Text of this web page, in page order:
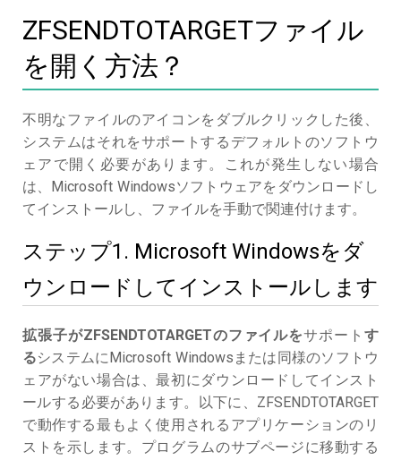
ZFSENDTOTARGETファイル
を開く方法？
不明なファイルのアイコンをダブルクリックした後、
システムはそれをサポートするデフォルトのソフトウ
ェアで開く必要があります。これが発生しない場合
は、Microsoft Windowsソフトウェアをダウンロードし
てインストールし、ファイルを手動で関連付けます。
ステップ1. Microsoft Windowsをダ
ウンロードしてインストールします
拡張子がZFSENDTOTARGETのファイルをサポートす
るシステムにMicrosoft Windowsまたは同様のソフトウ
ェアがない場合は、最初にダウンロードしてインスト
ールする必要があります。以下に、ZFSENDTOTARGET
で動作する最もよく使用されるアプリケーションのリ
ストを示します。プログラムのサブページに移動する